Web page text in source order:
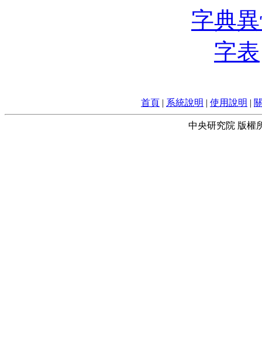
首頁 | 系統說明 | 使用說明 |
中央研究院 版權